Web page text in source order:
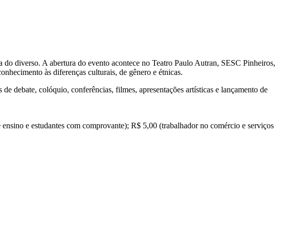
diverso. A abertura do evento acontece no Teatro Paulo Autran, SESC Pinheiros,
às diferenças culturais, de gênero e étnicas.
debate, colóquio, conferências, filmes, apresentações artísticas e lançamento de
e estudantes com comprovante); R$ 5,00 (trabalhador no comércio e serviços